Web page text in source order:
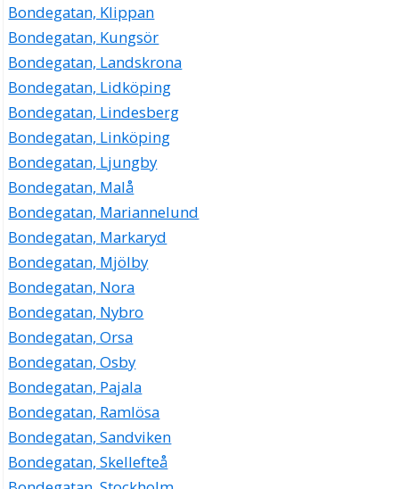
Bondegatan, Klippan
Bondegatan, Kungsör
Bondegatan, Landskrona
Bondegatan, Lidköping
Bondegatan, Lindesberg
Bondegatan, Linköping
Bondegatan, Ljungby
Bondegatan, Malå
Bondegatan, Mariannelund
Bondegatan, Markaryd
Bondegatan, Mjölby
Bondegatan, Nora
Bondegatan, Nybro
Bondegatan, Orsa
Bondegatan, Osby
Bondegatan, Pajala
Bondegatan, Ramlösa
Bondegatan, Sandviken
Bondegatan, Skellefteå